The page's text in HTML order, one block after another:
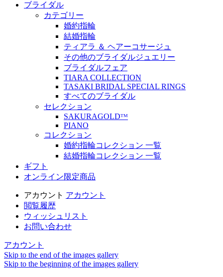
ブライダル
カテゴリー
婚約指輪
結婚指輪
ティアラ ＆ ヘアーコサージュ
その他のブライダルジュエリー
ブライダルフェア
TIARA COLLECTION
TASAKI BRIDAL SPECIAL RINGS
すべてのブライダル
セレクション
SAKURAGOLDᵀᴹ
PIANO
コレクション
婚約指輪コレクション 一覧
結婚指輪コレクション 一覧
ギフト
オンライン限定商品
アカウント アカウント
閲覧履歴
ウィッシュリスト
お問い合わせ
アカウント
Skip to the end of the images gallery
Skip to the beginning of the images gallery